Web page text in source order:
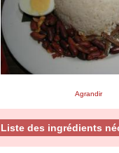
Agrandir
Liste des ingrédients